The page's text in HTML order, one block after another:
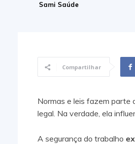
Sami Saúde
Compartilhar
Normas e leis fazem parte
legal. Na verdade, ela
A segurança do trabalho